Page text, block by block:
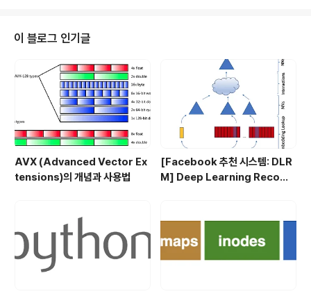
의 모든 출력이 입력으로 들어오고, $l$번째 레이어의 출
력은 그 이후에 등장하는 $L-l$개의 레이어로 전달된다.
connection의 개수는 $L$개였다. 반면 DenseNet에
서는 $L$개의 레이어..
이 블로그 인기글
AVX (Advanced Vector Ex
tensions)의 개념과 사용법
[Facebook 추천 시스템: DLR
M] Deep Learning Recom
ndation Systems